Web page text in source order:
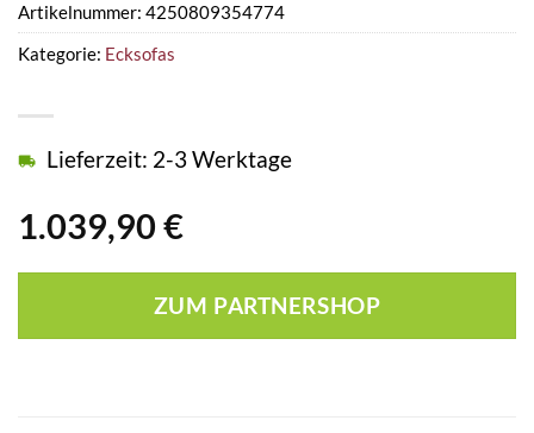
1.039,90 €
Lieferzeit: 2-3 Werktage
ZUM PARTNERSHOP
Artikelnummer: 4250809354774
Kategorie: Ecksofas